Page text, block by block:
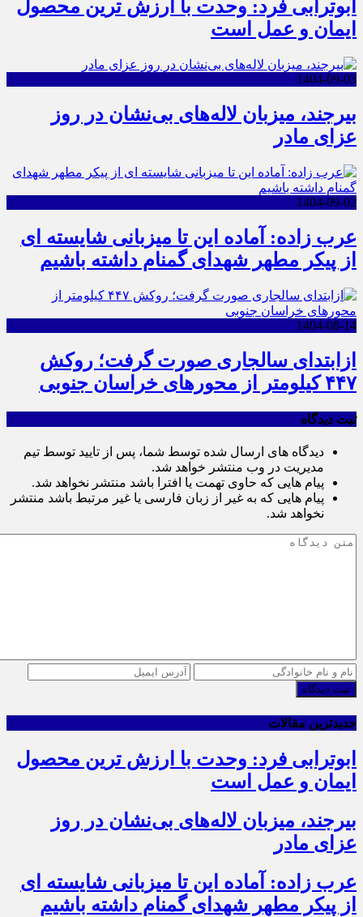
ابوترابی فرد: وحدت با ارزش ترین محصول
ایمان و عمل است
1404-09-03
بیرجند، میزبان لاله‌های بی‌نشان در روز
عزای مادر
1404-09-02
عرب زاده: آماده این تا میزبانی شایسته ای
از پیکر مطهر شهدای گمنام داشته باشیم
1404-08-14
ازابتدای سالجاری صورت گرفت؛ روکش
۴۴۷ کیلومتر از محورهای خراسان جنوبی
ثبت دیدگاه
دیدگاه های ارسال شده توسط شما، پس از تایید توسط تیم
مدیریت در وب منتشر خواهد شد.
پیام هایی که حاوی تهمت یا افترا باشد منتشر نخواهد شد.
پیام هایی که به غیر از زبان فارسی یا غیر مرتبط باشد منتشر
نخواهد شد.
ثبت دیدگاه
جدیدترین مقالات
ابوترابی فرد: وحدت با ارزش ترین محصول
ایمان و عمل است
بیرجند، میزبان لاله‌های بی‌نشان در روز
عزای مادر
عرب زاده: آماده این تا میزبانی شایسته ای
از پیکر مطهر شهدای گمنام داشته باشیم